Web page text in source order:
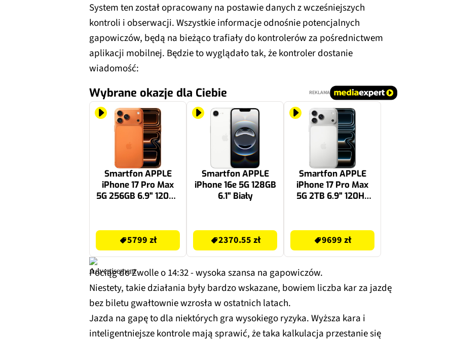
System ten został opracowany na postawie danych z wcześniejszych
kontroli i obserwacji. Wszystkie informacje odnośnie potencjalnych
gapowiczów, będą na bieżąco trafiały do kontrolerów za pośrednictwem
aplikacji mobilnej. Będzie to wyglądało tak, że kontroler dostanie
wiadomość:
Wybrane okazje dla Ciebie REKLAMA
Smartfon APPLE
iPhone 17 Pro Max
5G 256GB 6.9" 120Hz
5799 zł
Smartfon APPLE
iPhone 16e 5G 128GB
6.1" Biały
2370.55 zł
Smartfon APPLE
iPhone 17 Pro Max
5G 2TB 6.9" 120Hz
9699 zł
Pociąg do Zwolle o 14:32 - wysoka szansa na gapowiczów.
Niestety, takie działania były bardzo wskazane, bowiem liczba kar za jazdę
bez biletu gwałtownie wzrosła w ostatnich latach.
Jazda na gapę to dla niektórych gra wysokiego ryzyka. Wyższa kara i
inteligentniejsze kontrole mają sprawić, że taka kalkulacja przestanie się